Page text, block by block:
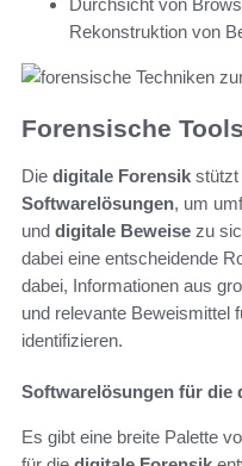
Rekonstruktion von
Forensische
Die digitale Forensik stützt
Softwarelösungen, um
und digitale Beweise zu
dabei eine entscheidende
dabei, Informationen aus
und relevante Beweismittel
identifizieren.
Softwarelösungen für die
Es gibt eine breite Palette